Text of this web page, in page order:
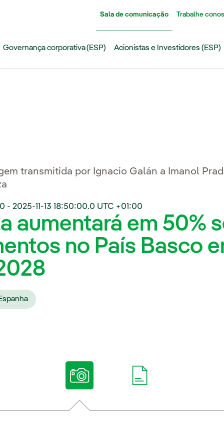
Sala de comunicação Trabalhe
Governança corporativa (ESP) Acionistas e Investidores (ESP)
vozes
transmitida por Ignacio Galán a Imanol
- 2025-11-13 18:50:00.0 UTC +01:00
aumentará em 50%
no País Basco